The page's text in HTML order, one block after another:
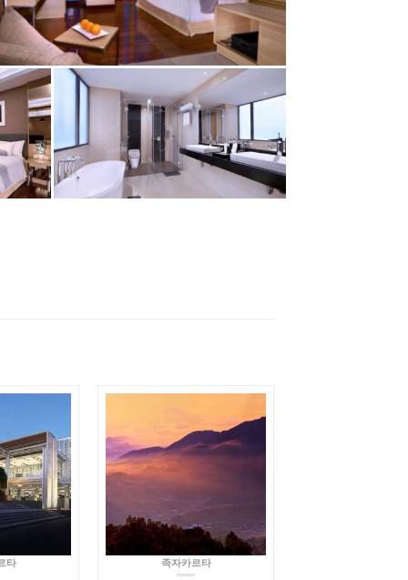
타 족자카르타